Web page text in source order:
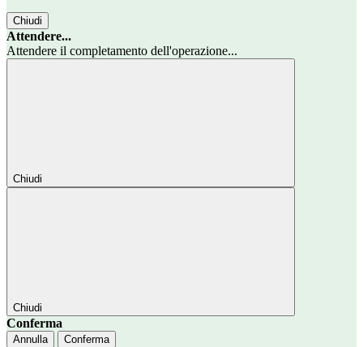
Chiudi
Attendere...
Attendere il completamento dell'operazione...
Chiudi
Chiudi
Conferma
Annulla Conferma